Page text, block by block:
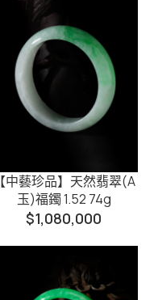
【中藝珍品】天然翡翠(A
玉)福鐲 1.52 74g
$1,080,000